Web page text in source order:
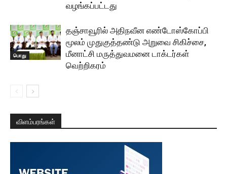
வழங்கப்பட்டது
பொது
தஞ்சாவூரில் அதிநவீன எண்டோஸ்கோப்பி
மூலம் முதுகுத்தண்டு அறுவை சிகிச்சை,
மீனாட்சி மருத்துவமனை டாக்டர்கள்
வெற்றிகரம்
விளம்பரங்கள்